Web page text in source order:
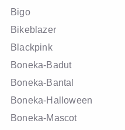
Bigo
Bikeblazer
Blackpink
Boneka-Badut
Boneka-Bantal
Boneka-Halloween
Boneka-Mascot